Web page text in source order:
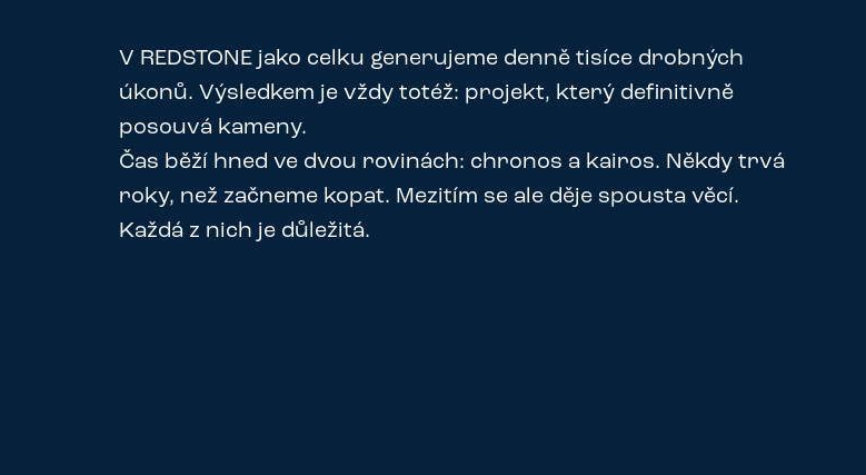
V REDSTONE jako celku generujeme denně tisíce drobných
úkonů. Výsledkem je vždy totéž: projekt, který definitivně
posouvá kameny.
Čas běží hned ve dvou rovinách: chronos a kairos. Někdy trvá
roky, než začneme kopat. Mezitím se ale děje spousta věcí.
Každá z nich je důležitá.